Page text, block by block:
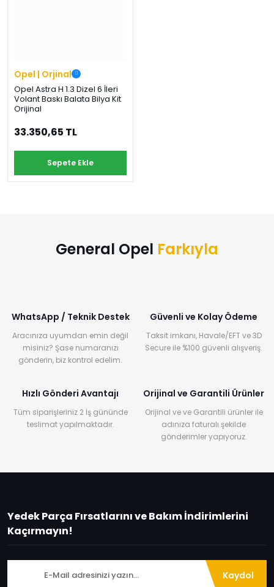
Yeni Hesap
Oluştur
CİTROEN
D
DS
›
M
MOTOR
YAĞI
›
Ş
›
A
›
Opel | Orjinal
Opel Astra H 1.3 Dizel 6 İleri
Volant Baskı Balata Bilya Kit
Orijinal
33.350,65 TL
Sepete Ekle
General Opel Farkıyla
WhatsApp / Teknik Destek
Aracınıza uyumdan emin değil
misiniz? Şase numaranızı
gönderin, biz kontrol edelim.
Güvenli ve Kolay Ödeme
Taksit imkanı, Havale/EFT ve 3D
Secure ile %100 güvenli alışveriş.
Hızlı Gönderi Avantajı
Tüm siparişleriniz 2 İş gününde
teslimat yapılmaktadır.
Orijinal ve Garantili Ürünler
Orijinal ve ve Garantili ürünler ile
adınıza faturalı şekilde
gönderimler yapıyoruz.
Yedek Parça Fırsatlarını ve Bakım İndirimlerini
Kaçırmayın!
Kaydol